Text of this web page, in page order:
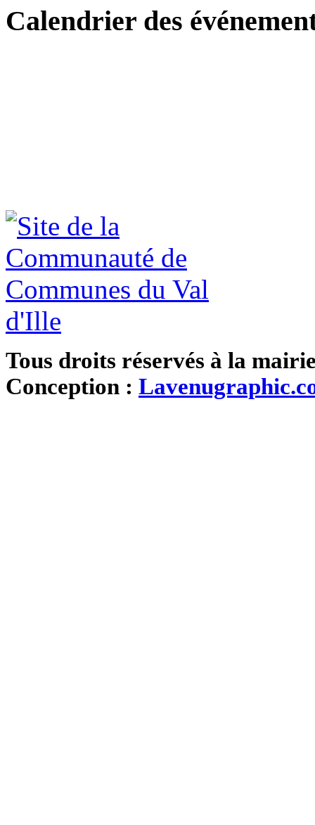
Calendrier des
Tous droits réservés à la
Conception :